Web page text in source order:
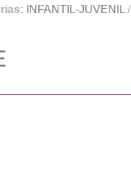
INFANTIL-JUVENIL/